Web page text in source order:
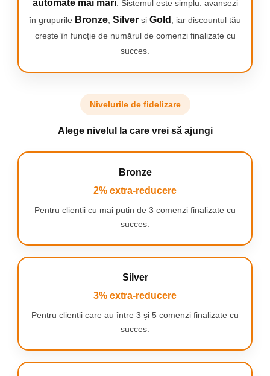
SCHIMBATI CAPAPTUL DE PERIAJ REGULAT
verde in galben, in functie de utilizarea
schimbat, pentru a mentine o eficienta de
curatare de 100%.
BATERIE CE DUREAZA MAI MULT DE 2
Durata de viata a bateriei de peste 2 saptamani
cu o singura incarcare completa.
PERSONALIZEAZA-TI PERIAJUL DINTILOR
Periuta de dinti reincarcabila cu baterie
convenabila de lunga durata si indicator de nivel
capetelor de periaj pentru o curatare exact asa
cum iti doresti.
automate mai mari. Sistemul este simplu: avansezi
în grupurile Bronze Silver și Gold
, iar discountul tău
crește în funcție de numărul de comenzi finalizate cu
succes.
Nivelurile de fidelizare
Alege nivelul la care vrei să ajungi
Bronze
2% extra-reducere
Pentru clienții cu mai puțin de 3 comenzi finalizate cu
succes.
Silver
3% extra-reducere
Pentru clienții care au între 3 și 5 comenzi finalizate cu
succes.